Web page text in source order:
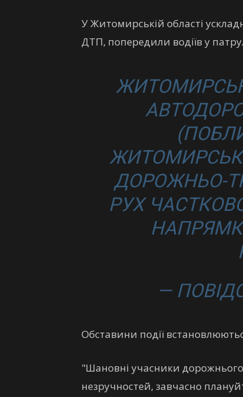
У Житомирській області
ДТП, попередили водіїв у
ДОРОЖНЬО-
РУХ
—
Обставини події
"Шановні учасники
незручностей, завчасно